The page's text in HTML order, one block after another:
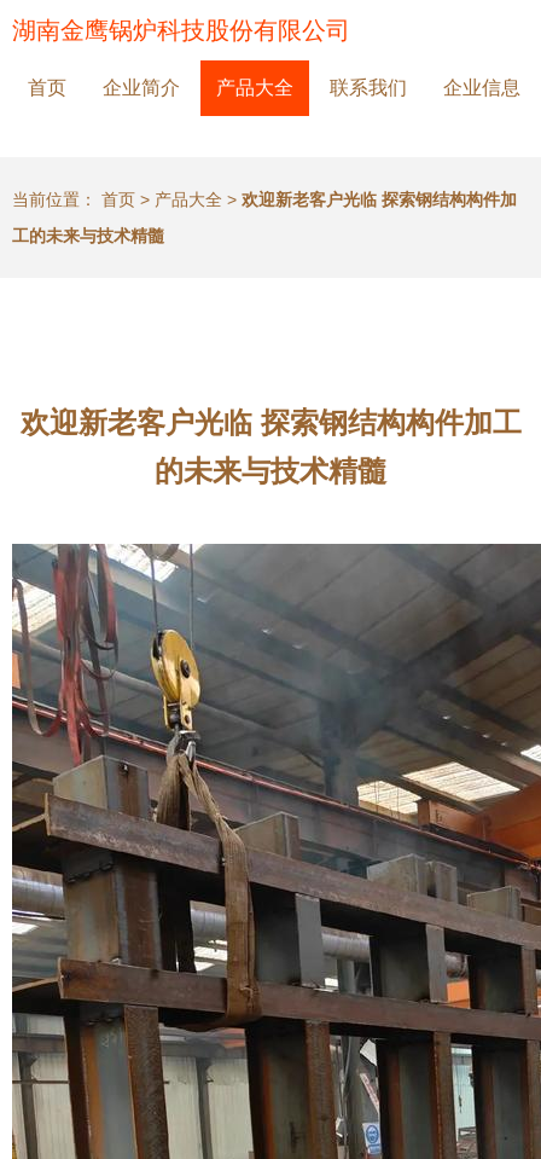
湖南金鹰锅炉科技股份有限公司
首页 企业简介 产品大全 联系我们 企业信息
当前位置： 首页 > 产品大全 > 欢迎新老客户光临 探索钢结构构件加
工的未来与技术精髓
欢迎新老客户光临 探索钢结构构件加工
的未来与技术精髓